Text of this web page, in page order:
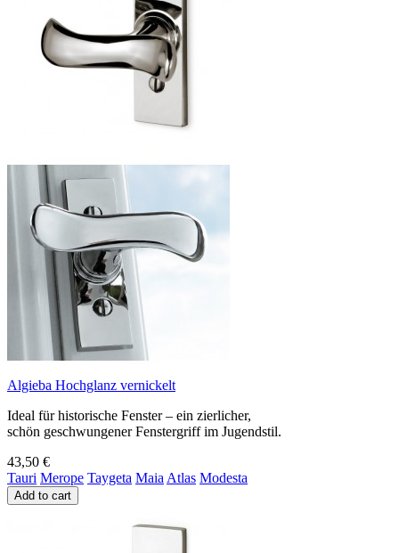
Algieba Hochglanz vernickelt
Ideal für historische Fenster – ein zierlicher,
schön geschwungener Fenstergriff im Jugendstil.
43,50 €
Tauri Merope Taygeta Maia Atlas Modesta
Add to cart